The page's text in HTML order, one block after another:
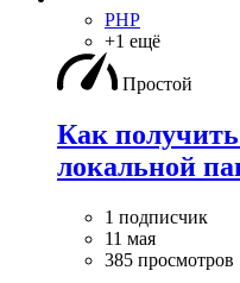
PHP
+1 ещё
Простой
Как
локальной
1 подписчик
11 мая
385 просмотров